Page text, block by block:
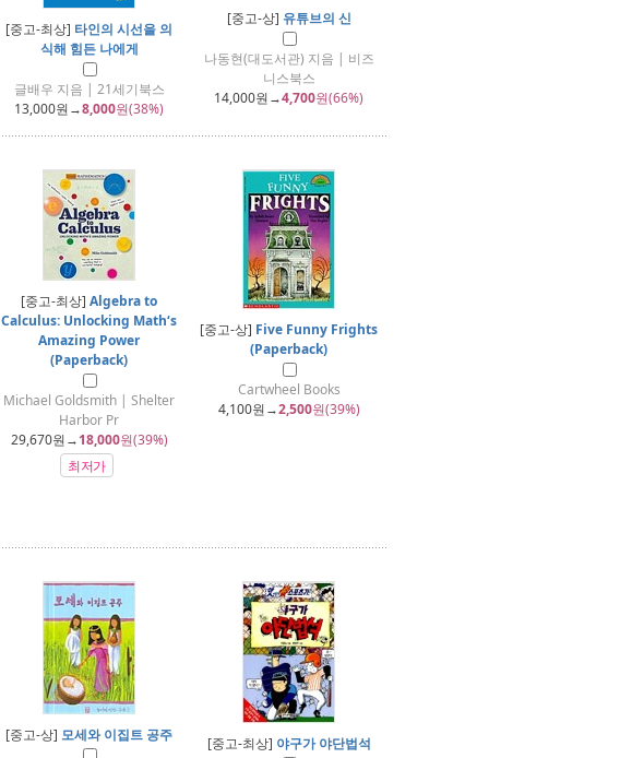
[중고-최상] 타인의 시선을 의
식해 힘든 나에게
글배우 지음 | 21세기북스
13,000원→8,000원(38%)
[중고-상] 유튜브의 신
나동현(대도서관) 지음 | 비즈
니스북스
14,000원→4,700원(66%)
[중고-최상] Algebra to
Calculus: Unlocking Math‘s
Amazing Power
(Paperback)
Michael Goldsmith | Shelter
Harbor Pr
29,670원→18,000원(39%)
최저가
[중고-상] Five Funny Frights
(Paperback)
Cartwheel Books
4,100원→2,500원(39%)
[중고-상] 모세와 이집트 공주 [중고-최상] 야구가 야단법석